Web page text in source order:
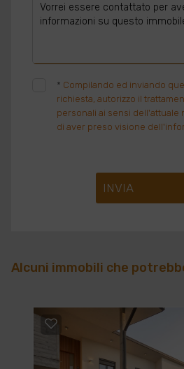
* Compilando ed inviando
richiesta, autorizzo il
personali ai sensi dell'attuale
di aver preso visione
INVIA
Alcuni immobili che